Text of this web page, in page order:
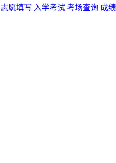
志愿填写 入学考试 考场查询 成